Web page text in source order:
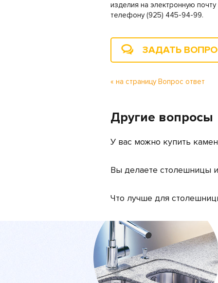
изделия на электронную почту
телефону (925) 445-94-99.
ЗАДАТЬ
« на страницу Вопрос ответ
Другие вопросы
У вас можно купить
Вы делаете столешницы
Что лучше для